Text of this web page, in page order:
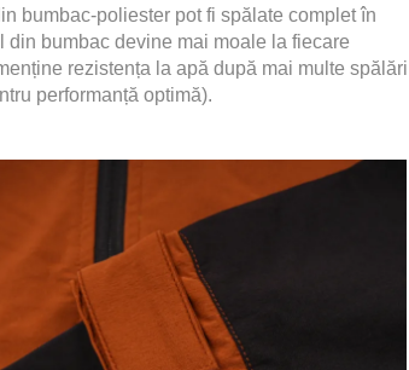
bumbac-poliester pot fi spălate complet în
din bumbac devine mai moale la fiecare
rezistența la apă după mai multe spălări
performanță optimă).